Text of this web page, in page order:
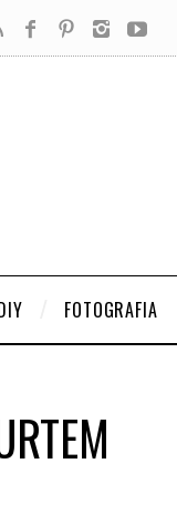
FOTOGRAFIA